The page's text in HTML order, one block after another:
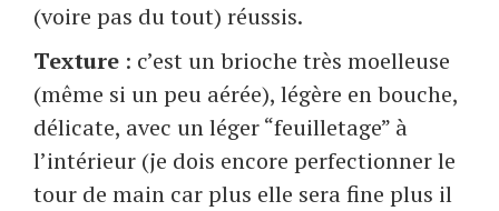
(voire pas du tout) réussis.
Texture : c’est un brioche très moelleuse
(même si un peu aérée), légère en bouche,
délicate, avec un léger “feuilletage” à
l’intérieur (je dois encore perfectionner le
tour de main car plus elle sera fine plus il